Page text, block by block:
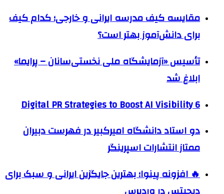
مقایسه کیف مدرسه ایرانی و خارجی؛ کدام کیف
برای دانش‌آموز بهتر است؟
تأسیس «آزمایشگاه ملی نخستی‌سانان – پرایما»
ابلاغ شد
6 Digital PR Strategies to Boost AI Visibility
دو استاد دانشگاه امیرکبیر در فهرست دبیران
ممتاز انتشارات اسپرینگر
🔥 افزونه پینوا؛ بهترین جایگزین ایرانی و سبک برای